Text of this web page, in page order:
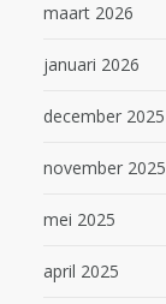
maart 2026
januari 2026
december 2025
november 2025
mei 2025
april 2025